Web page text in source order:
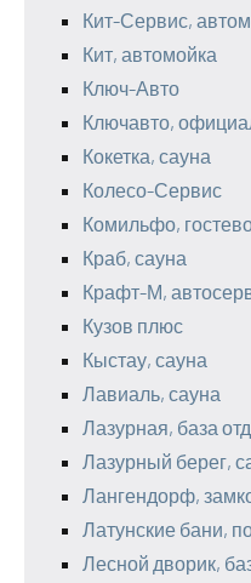
Кит-Сервис,
Кит, автомойка
Ключ-Авто
Ключавто,
Кокетка, сауна
Колесо-Сервис
Комильфо,
Краб, сауна
Крафт-М,
Кузов плюс
Кыстау, сауна
Лавиаль, сауна
Лазурная, база
Лазурный берег,
Лангендорф,
Латунские бани,
Лесной дворик,